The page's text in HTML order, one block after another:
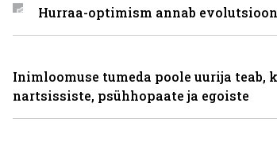
Hurraa-optimism annab
Inimloomuse tumeda poole uurija teab,
nartsissiste, psühhopaate ja egoiste